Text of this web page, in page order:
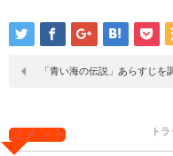
「青い海の伝説」あらすじ
コメント ト